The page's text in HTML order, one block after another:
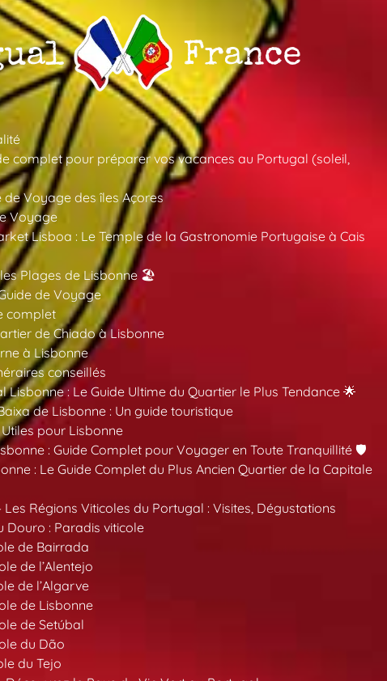
complet pour préparer vos vacances au Portugal (soleil,
de Voyage des îles Açores
Voyage
Lisboa : Le Temple de la Gastronomie Portugaise à Cais
Plages de Lisbonne 🏖️
de Voyage
complet
de Chiado à Lisbonne
à Lisbonne
conseillés
Lisbonne : Le Guide Ultime du Quartier le Plus Tendance 🌟
de Lisbonne : Un guide touristique
pour Lisbonne
: Guide Complet pour Voyager en Toute Tranquillité 🛡️
: Le Guide Complet du Plus Ancien Quartier de la Capitale
Les Régions Viticoles du Portugal : Visites, Dégustations
Douro : Paradis viticole
de Bairrada
de l’Alentejo
de l’Algarve
de Lisbonne
de Setúbal
du Dão
du Tejo